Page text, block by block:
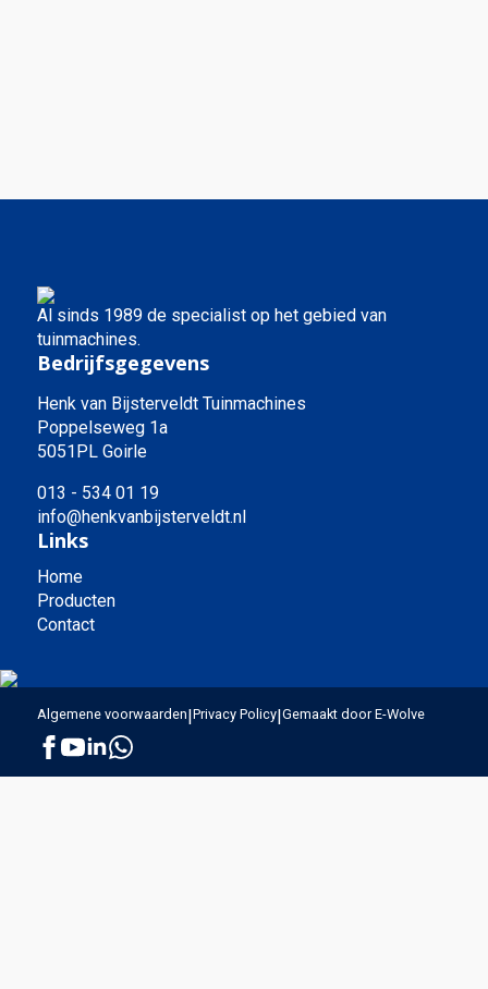
Al sinds 1989 de specialist op het gebied van
tuinmachines.
Bedrijfsgegevens
Henk van Bijsterveldt Tuinmachines
Poppelseweg 1a
5051PL Goirle
013 - 534 01 19
info@henkvanbijsterveldt.nl
Links
Home
Producten
Contact
Algemene voorwaarden|Privacy Policy|Gemaakt door E-Wolve